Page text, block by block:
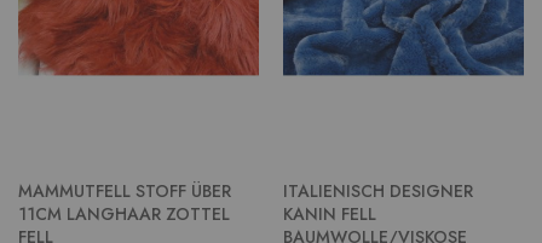
MAMMUTFELL STOFF ÜBER
11CM LANGHAAR ZOTTEL
FELL
ITALIENISCH DESIGNER
KANIN FELL
BAUMWOLLE/VISKOSE